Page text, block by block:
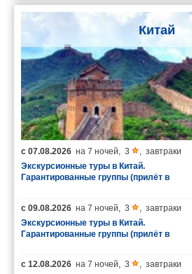
Китай
с 07.08.2026 на 7 ночей, 3 , завтраки
Экскурсионные туры в Китай.
Гарантированные группы (прилёт в
с 09.08.2026 на 7 ночей, 3 , завтраки
Экскурсионные туры в Китай.
Гарантированные группы (прилёт в
с 12.08.2026 на 7 ночей, 3 , завтраки